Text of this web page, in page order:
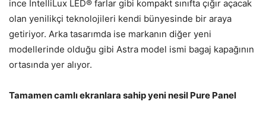
ince IntelliLux LED® farlar gibi kompakt sınıfta çığır açacak
olan yenilikçi teknolojileri kendi bünyesinde bir araya
getiriyor. Arka tasarımda ise markanın diğer yeni
modellerinde olduğu gibi Astra model ismi bagaj kapağının
ortasında yer alıyor.
Tamamen camlı ekranlara sahip yeni nesil Pure Panel